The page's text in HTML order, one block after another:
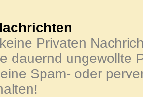
Privaten
dauernd ungewollte
Spam- oder